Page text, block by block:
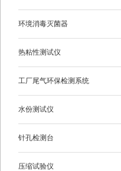
环境消毒灭菌器
热粘性测试仪
工厂尾气环保检测系统
水份测试仪
针孔检测台
压缩试验仪